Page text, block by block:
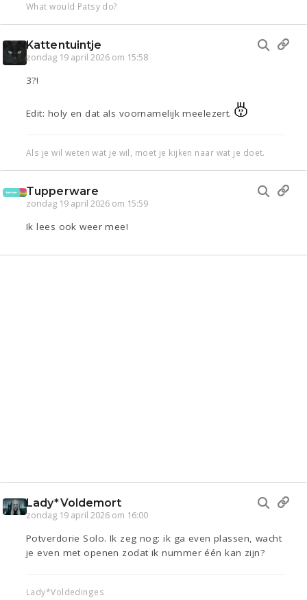
What would Patsy do?
Kattentuintje
zondag 19 april 2026 om 15:58
3?!
Edit: holy en dat als voornamelijk meelezert.
Als je wil weten wat je wil, moet je kijken naar wat je doet.
Tupperware
zondag 19 april 2026 om 15:59
Ik lees ook weer mee!
Lady*Voldemort
zondag 19 april 2026 om 16:00
Potverdorie Solo. Ik zeg nog: ik ga even plassen, wacht
je even met openen zodat ik nummer één kan zijn?
Lady*Voldedinges